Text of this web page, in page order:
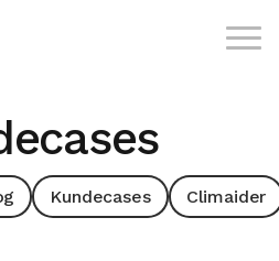
Kundecases Climaider